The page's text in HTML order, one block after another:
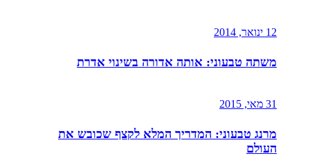
12 ינואר, 2014
משתה טבעוני: אותה אדורה בשינוי אדרת
31 מאי, 2015
מרנג טבעוני: המדריך המלא לקצף שכובש את
העולם